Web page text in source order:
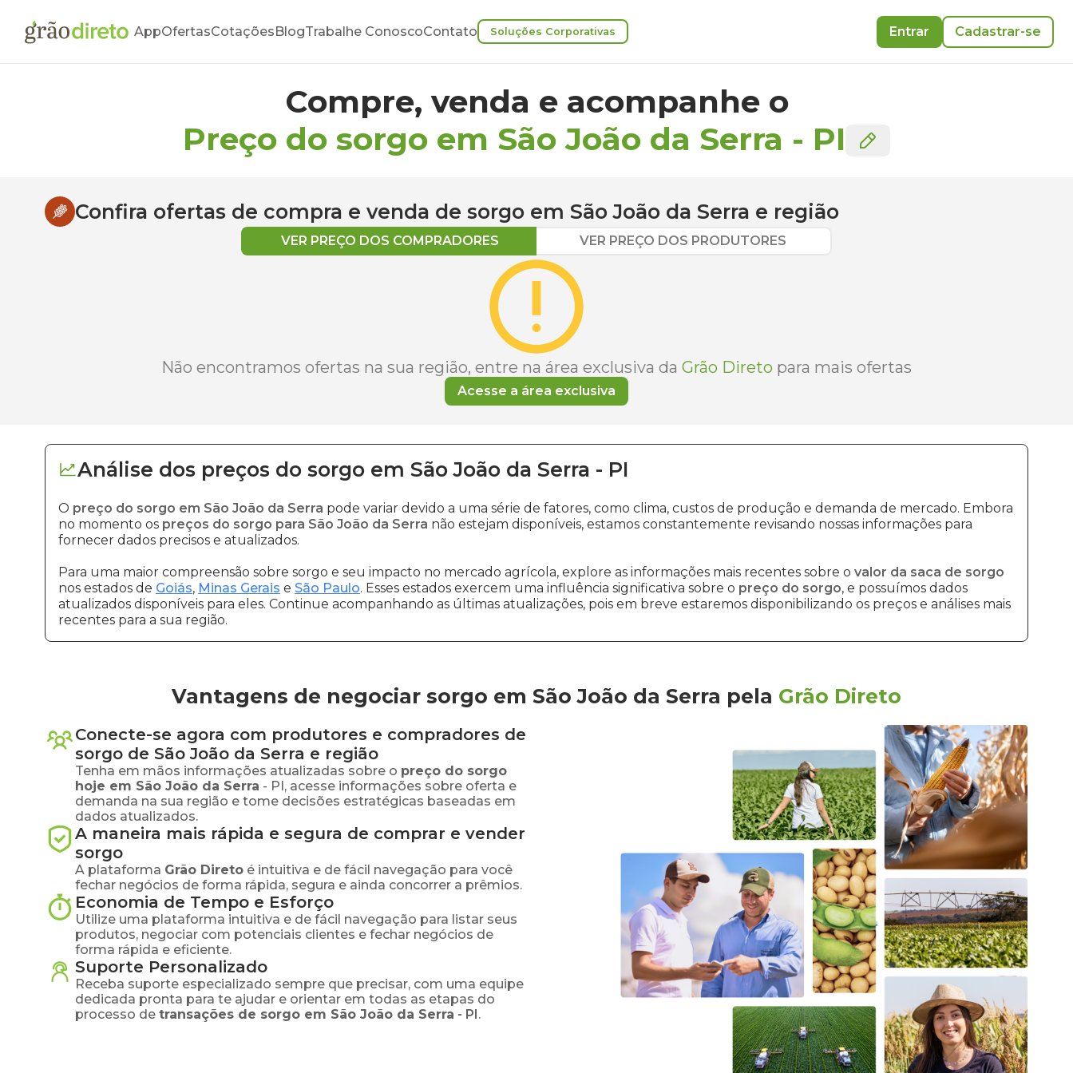
AppOfertasCotaçõesBlogTrabalhe ConoscoContato Soluções Corporativas Entrar Cadastrar-se
Compre, venda e acompanhe o
Preço do sorgo em São João da Serra - PI
Confira ofertas de compra e venda de sorgo em São João da Serra e região
VER PREÇO DOS COMPRADORES VER PREÇO DOS PRODUTORES
Não encontramos ofertas na sua região, entre na área exclusiva da Grão Direto para mais ofertas
Acesse a área exclusiva
Análise dos preços do sorgo em São João da Serra - PI
O preço do sorgo em São João da Serra pode variar devido a uma série de fatores, como clima, custos de produção e demanda de mercado. Embora
no momento os preços do sorgo para São João da Serra não estejam disponíveis, estamos constantemente revisando nossas informações para
fornecer dados precisos e atualizados.
Para uma maior compreensão sobre sorgo e seu impacto no mercado agrícola, explore as informações mais recentes sobre o valor da saca de sorgo
nos estados de Goiás, Minas Gerais e São Paulo. Esses estados exercem uma influência significativa sobre o preço do sorgo, e possuímos dados
atualizados disponíveis para eles. Continue acompanhando as últimas atualizações, pois em breve estaremos disponibilizando os preços e análises mais
recentes para a sua região.
Vantagens de negociar sorgo em São João da Serra pela Grão Direto
Conecte-se agora com produtores e compradores de
sorgo de São João da Serra e região
Tenha em mãos informações atualizadas sobre o preço do sorgo
hoje em São João da Serra - PI, acesse informações sobre oferta e
demanda na sua região e tome decisões estratégicas baseadas em
dados atualizados.
A maneira mais rápida e segura de comprar e vender
sorgo
A plataforma Grão Direto é intuitiva e de fácil navegação para você
fechar negócios de forma rápida, segura e ainda concorrer a prêmios.
Economia de Tempo e Esforço
Utilize uma plataforma intuitiva e de fácil navegação para listar seus
produtos, negociar com potenciais clientes e fechar negócios de
forma rápida e eficiente.
Suporte Personalizado
Receba suporte especializado sempre que precisar, com uma equipe
dedicada pronta para te ajudar e orientar em todas as etapas do
processo de transações de sorgo em São João da Serra - PI.